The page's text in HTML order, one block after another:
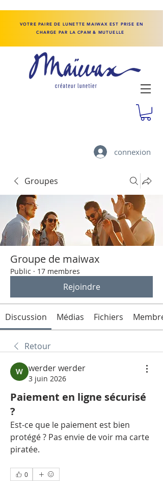
VOTRE PAIRE DE LUNETTE MAIWAX EST PRISE EN
CHARGE PAR LA CPAM & MUTUELLE
connexion
Groupes
Groupe de maiwax
Public · 17 membres
Rejoindre
Discussion Médias Fichiers
Retour
werder werder
3 juin 2026
Paiement en ligne sécurisé
?
Est-ce que le paiement est bien
protégé ? Pas envie de voir ma carte
piratée.
0